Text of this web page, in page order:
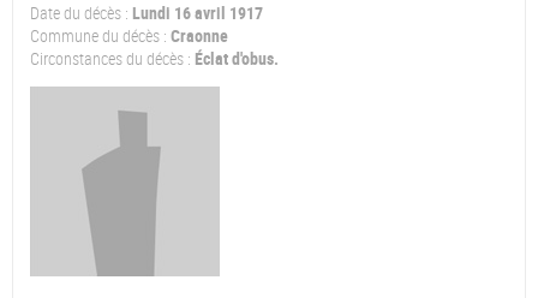
Date du décès : Lundi 16 avril 1917
Commune du décès : Craonne
Circonstances du décès : Éclat d'obus.